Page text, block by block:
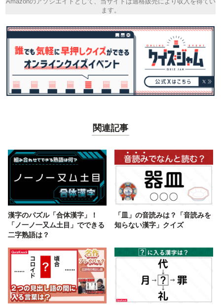
ます。
関連記事
漢字のパズル「合体漢字」！
「ノ一ノ一又ム土目」でできる
二字熟語は？
「皿」の音読みは？「音読みを
知らない漢字」クイズ